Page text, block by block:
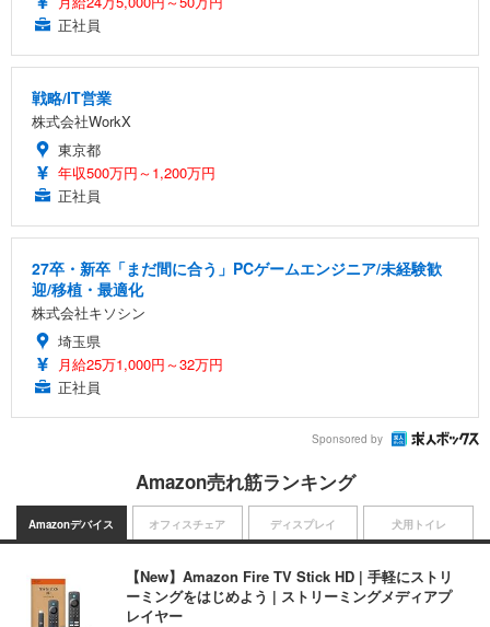
正社員
戦略/IT営業
株式会社WorkX
東京都
年収500万円～1,200万円
正社員
27卒・新卒「まだ間に合う」PCゲームエンジニア/未経験歓
迎/移植・最適化
株式会社キソシン
埼玉県
月給25万1,000円～32万円
正社員
Sponsored by
Amazon売れ筋ランキング
Amazonデバイス
【New】Amazon Fire TV Stick HD | 手軽にストリ
ーミングをはじめよう | ストリーミングメディアプ
レイヤー
オフィスチェア ディスプレイ 犬用トイレ